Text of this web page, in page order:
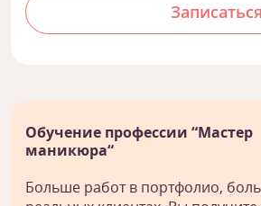
Записаться
Обучение профессии “Мастер
маникюра“
Больше работ в портфолио,